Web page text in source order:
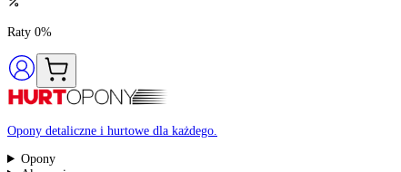
Darmowa dostawa
Raty 0%